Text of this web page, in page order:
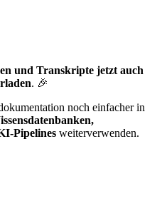
und Transkripte jetzt auch
. 🎉
noch einfacher in
Pipelines weiterverwenden.